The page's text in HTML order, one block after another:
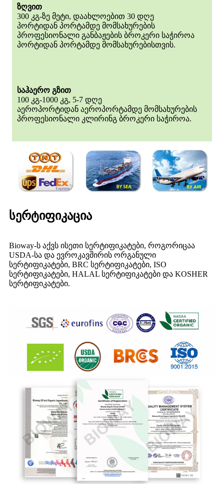
ზღვით
300 კგ-ზე მეტი, დაახლოებით 30 დღე
პორტიდან პორტამდე მომსახურების
პროფესიონალი განბაჟების ბროკერი საჭიროა
პორტიდან პორტამდე მომსახურებისთვის.
საჰაერო გზით
100 კგ-1000 კგ, 5-7 დღე
აეროპორტიდან აეროპორტამდე მომსახურების
პროფესიონალი კლირინგ ბროკერი საჭიროა.
სერტიფიკაცია
Bioway-ს აქვს ისეთი სერტიფიკატები, როგორიცაა
USDA-სა და ევროკავშირის ორგანული
სერტიფიკატები, BRC სერტიფიკატები, ISO
სერტიფიკატები, HALAL სერტიფიკატები და KOSHER
სერტიფიკატები.